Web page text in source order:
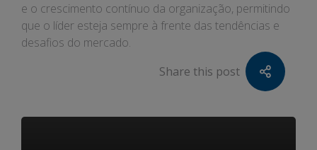
e o crescimento contínuo da organização, permitindo
que o líder esteja sempre à frente das tendências e
desafios do mercado.
Share this post